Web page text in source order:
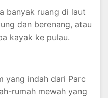
banyak ruang di laut
dan berenang, atau
kayak ke pulau.
yang indah dari Parc
rumah mewah yang